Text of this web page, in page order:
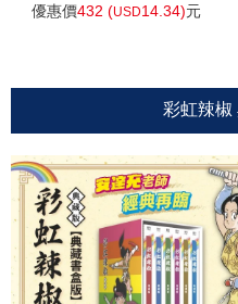
優惠價432 (USD14.34)元
彩虹辣椒
SHADOWS
H2 豪
美少女迷